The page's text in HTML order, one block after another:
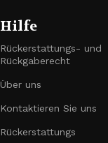
Hilfe
Rückerstattungs- und
Rückgaberecht
Über uns
Kontaktieren Sie uns
Rückerstattungs